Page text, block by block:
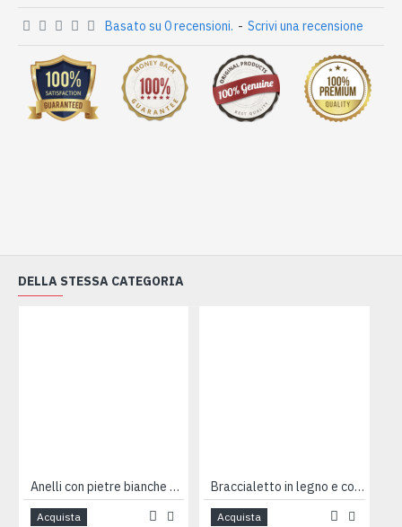
Basato su 0 recensioni. - Scrivi una recensione
DELLA STESSA CATEGORIA
Anelli con pietre bianche 12pz
Acquista
Braccialetto in legno e conchiglia
Acquista